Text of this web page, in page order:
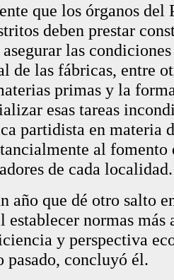
que los órganos del
deben prestar
las
de las fábricas, entre
primas y la
esas tareas
partidista en materia
al fomento
de cada localidad.
año que dé otro salto
establecer normas
y perspectiva
pasado, concluyó él.